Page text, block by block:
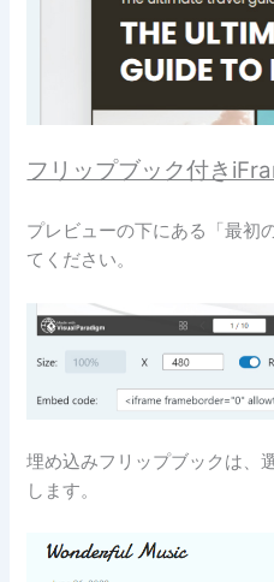
フリップブック付き
プレビューの下にある「最初
てください。
埋め込みフリップブックは、
します。